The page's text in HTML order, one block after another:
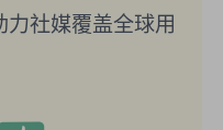
社媒覆盖全球用